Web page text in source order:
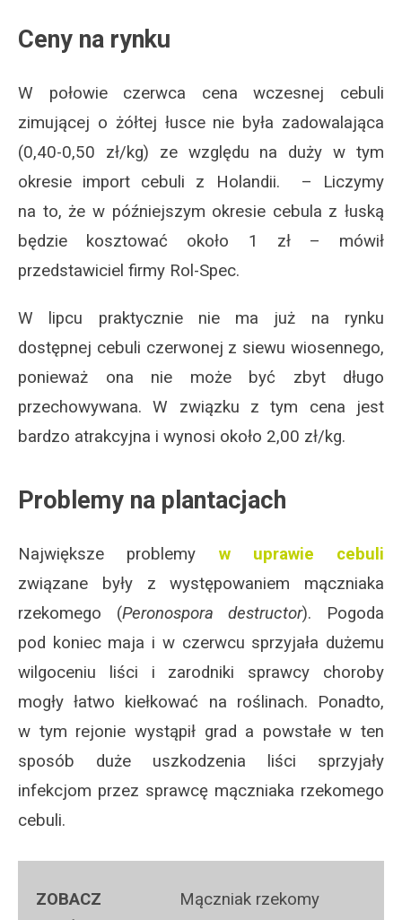
Ceny na rynku
W połowie czerwca cena wczesnej cebuli
zimującej o żółtej łusce nie była zadowalająca
(0,40-0,50 zł/kg) ze względu na duży w tym
okresie import cebuli z Holandii. – Liczymy
na to, że w późniejszym okresie cebula z łuską
będzie kosztować około 1 zł – mówił
przedstawiciel firmy Rol-Spec.
W lipcu praktycznie nie ma już na rynku
dostępnej cebuli czerwonej z siewu wiosennego,
ponieważ ona nie może być zbyt długo
przechowywana. W związku z tym cena jest
bardzo atrakcyjna i wynosi około 2,00 zł/kg.
Problemy na plantacjach
Największe problemy w uprawie cebuli
związane były z występowaniem mączniaka
rzekomego (Peronospora destructor). Pogoda
pod koniec maja i w czerwcu sprzyjała dużemu
wilgoceniu liści i zarodniki sprawcy choroby
mogły łatwo kiełkować na roślinach. Ponadto,
w tym rejonie wystąpił grad a powstałe w ten
sposób duże uszkodzenia liści sprzyjały
infekcjom przez sprawcę mączniaka rzekomego
cebuli.
Mączniak rzekomy